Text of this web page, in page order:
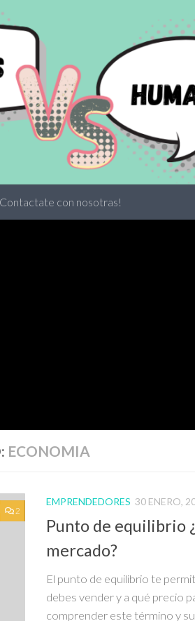
Contactate con nosotras!
ECONOMIA
2
EMPRENDEDORES 30 ENERO,
Punto de equilibrio
mercado?
El punto de equilibrio te
debes vender y a qué precio
comprender este término y